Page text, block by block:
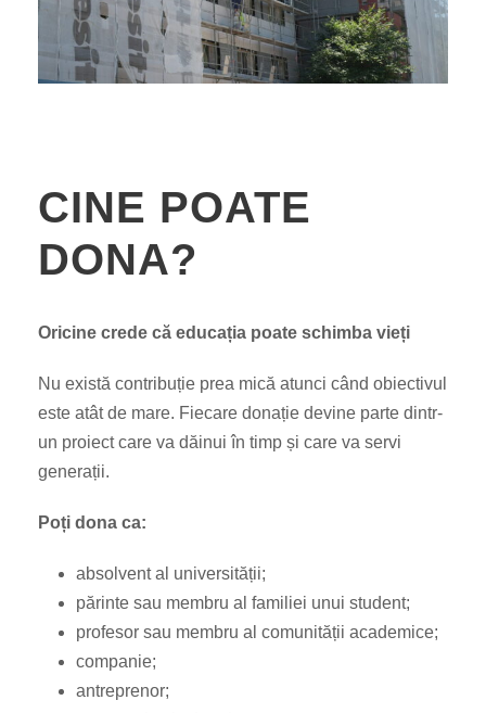
CINE POATE
DONA?
Oricine crede că educația poate schimba vieți
Nu există contribuție prea mică atunci când obiectivul
este atât de mare. Fiecare donație devine parte dintr-
un proiect care va dăinui în timp și care va servi
generații.
Poți dona ca:
absolvent al universității;
părinte sau membru al familiei unui student;
profesor sau membru al comunității academice;
companie;
antreprenor;